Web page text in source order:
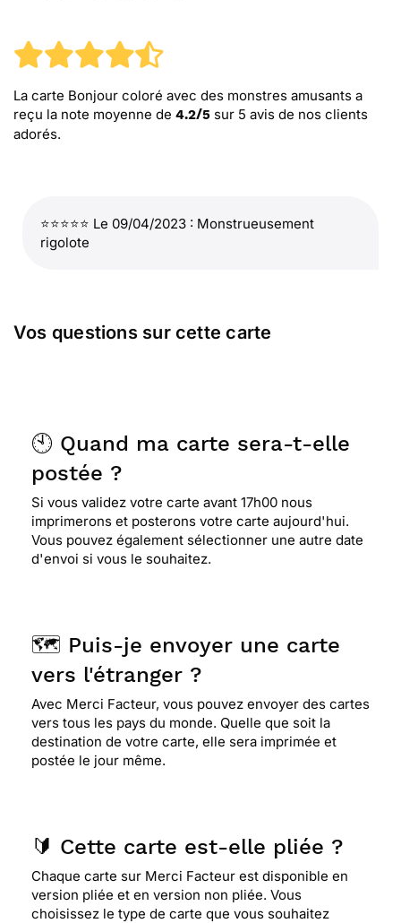
La carte Bonjour coloré avec des monstres amusants a
reçu la note moyenne de 4.2/5 sur 5 avis de nos clients
adorés.
⭐⭐⭐⭐⭐ Le 09/04/2023 : Monstrueusement
rigolote
Vos questions sur cette carte
🕙 Quand ma carte sera-t-elle
postée ?
Si vous validez votre carte avant 17h00 nous
imprimerons et posterons votre carte aujourd'hui.
Vous pouvez également sélectionner une autre date
d'envoi si vous le souhaitez.
🗺️ Puis-je envoyer une carte
vers l'étranger ?
Avec Merci Facteur, vous pouvez envoyer des cartes
vers tous les pays du monde. Quelle que soit la
destination de votre carte, elle sera imprimée et
postée le jour même.
🔰 Cette carte est-elle pliée ?
Chaque carte sur Merci Facteur est disponible en
version pliée et en version non pliée. Vous
choisissez le type de carte que vous souhaitez